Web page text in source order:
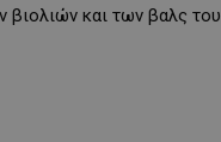
βιολιών και των βαλς του